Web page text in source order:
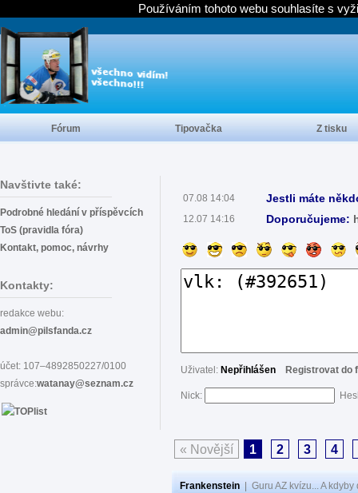
Navštivte také:
Podrobné hledání v příspěvcích
ToS (pravidla fóra)
Kontakt, pomoc, návrhy
Kontakty:
redakce webu:
admin@pilsfanda.cz
účet: 107–4892850227/0100
správce:watanay@seznam.cz
07.08 14:04 Jestli máte
12.07 14:16 Doporučujeme:
Uživatel: Nepřihlášen Registrovat do
Nick:
« Novější 1 2 3 4
Frankenstein Guru AZ kvízu... A
Fórum Tipovačka Z tisku
Používáním tohoto webu souhlasíte s